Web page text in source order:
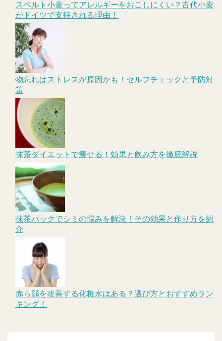
スペルト小麦ってアレルギーをおこしにくい？古代小麦
がドイツで支持される理由！
物忘れはストレスが原因かも！セルフチェックと予防対
策
抹茶ダイエットで痩せる！効果と飲み方を徹底解説
抹茶パックでシミの悩みを解決！その効果と作り方を紹
介
赤ら顔を改善する化粧水はある？選び方とおすすめラン
キング！